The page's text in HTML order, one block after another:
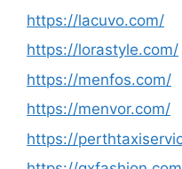
https://lacuvo.com/
https://lorastyle.com/
https://menfos.com/
https://menvor.com/
https://